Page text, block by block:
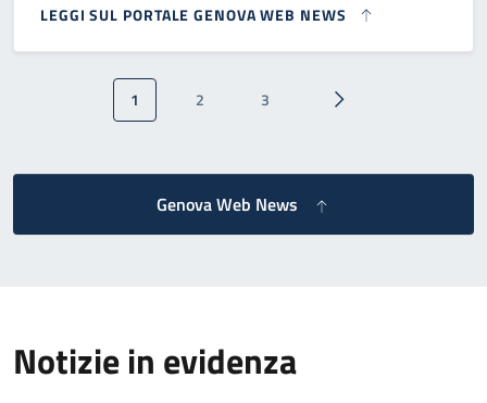
LEGGI SUL PORTALE GENOVA WEB NEWS
Paginazione
Pagina attuale
1 Pagina
2 Pagina
3 Pagina successiva
Genova Web News
Notizie in evidenza